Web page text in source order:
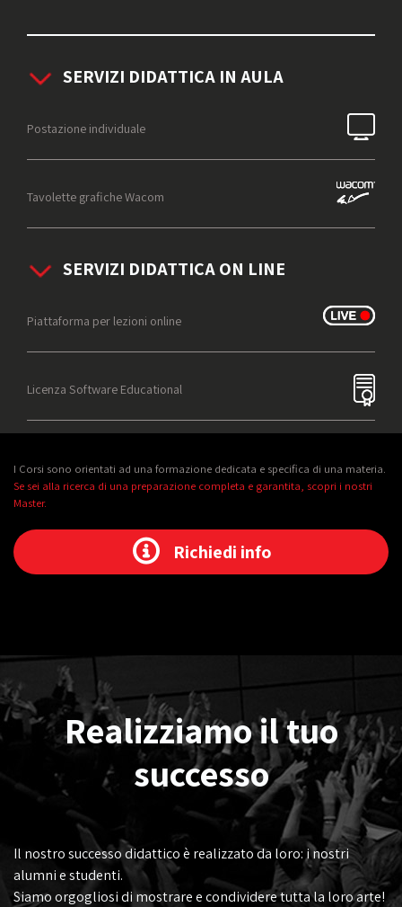
SERVIZI DIDATTICA IN AULA
Postazione individuale
Tavolette grafiche Wacom
SERVIZI DIDATTICA ON LINE
Piattaforma per lezioni online
Licenza Software Educational
I Corsi sono orientati ad una formazione dedicata e specifica di una materia.
Se sei alla ricerca di una preparazione completa e garantita, scopri i nostri
Master.
Richiedi info
Realizziamo il tuo
successo
Il nostro successo didattico è realizzato da loro: i nostri
alumni e studenti.
Siamo orgogliosi di mostrare e condividere tutta la loro arte!